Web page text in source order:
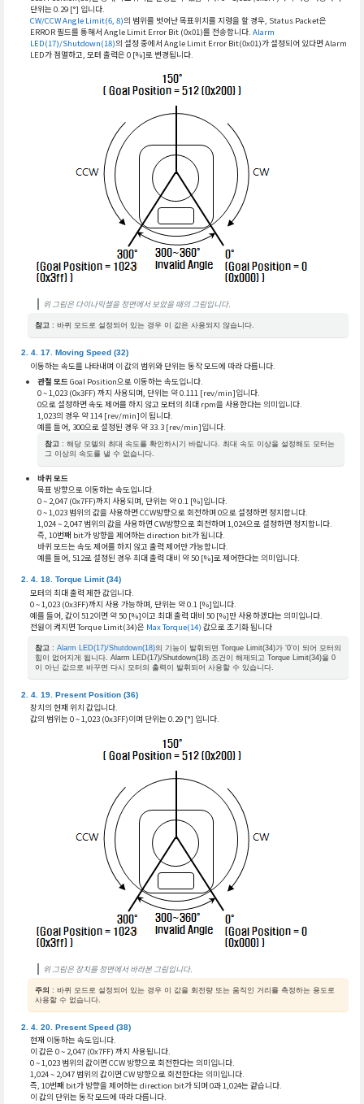
단위는 0.29 [°] 입니다.
CW/CCW Angle Limit(6, 8)의 범위를 벗어난 목표위치를 지령을 할 경우, Status Packet은
ERROR 필드를 통해서 Angle Limit Error Bit (0x01)를 전송합니다. Alarm
LED(17)/Shutdown(18)의 설정 중에서 Angle Limit Error Bit(0x01)가 설정되어 있다면 Alarm
LED가 점멸하고, 모터 출력은 0 [%]로 변경됩니다.
위 그림은 다이나믹셀을 정면에서 보았을 때의 그림입니다.
참고 : 바퀴 모드로 설정되어 있는 경우 이 값은 사용되지 않습니다.
Moving Speed (32)
이동하는 속도를 나타내며 이 값의 범위와 단위는 동작 모드에 따라 다릅니다.
관절 모드 Goal Position으로 이동하는 속도입니다.
0 ~ 1,023 (0x3FF) 까지 사용되며, 단위는 약 0.111 [rev/min]입니다.
0으로 설정하면 속도 제어를 하지 않고 모터의 최대 rpm을 사용한다는 의미입니다.
1,023의 경우 약 114 [rev/min]이 됩니다.
예를 들어, 300으로 설정된 경우 약 33.3 [rev/min]입니다.
참고: 해당 모델의 최대 속도를 확인하시기 바랍니다. 최대 속도 이상을 설정해도 모터는
그 이상의 속도를 낼 수 없습니다.
바퀴 모드
목표 방향으로 이동하는 속도입니다.
0 ~ 2,047 (0x7FF)까지 사용되며, 단위는 약 0.1 [%]입니다.
0 ~ 1,023 범위의 값을 사용하면 CCW방향으로 회전하며 0으로 설정하면 정지합니다.
1,024 ~ 2,047 범위의 값을 사용하면 CW방향으로 회전하며 1,024으로 설정하면 정지합니다.
즉, 10번째 bit가 방향을 제어하는 direction bit가 됩니다.
바퀴 모드는 속도 제어를 하지 않고 출력 제어만 가능합니다.
예를 들어, 512로 설정된 경우 최대 출력 대비 약 50 [%]로 제어한다는 의미입니다.
Torque Limit (34)
모터의 최대 출력 제한 값입니다.
0 ~ 1,023 (0x3FF)까지 사용 가능하며, 단위는 약 0.1 [%]입니다.
예를 들어, 값이 512이면 약 50 [%]이고 최대 출력 대비 50 [%]만 사용하겠다는 의미입니다.
전원이 켜지면 Torque Limit(34)은 Max Torque(14) 값으로 초기화 됩니다
참고 :Alarm LED(17)/Shutdown(18)의 기능이 발휘되면 Torque Limit(34)가 ‘0’이 되어 모터의
힘이 없어지게 됩니다. Alarm LED(17)/Shutdown(18) 조건이 해제되고 Torque Limit(34)을 0
이 아닌 값으로 바꾸면 다시 모터의 출력이 발휘되어 사용할 수 있습니다.
Present Position (36)
장치의 현재 위치 값입니다.
값의 범위는 0 ~ 1,023 (0x3FF)이며 단위는 0.29 [°] 입니다.
위 그림은 장치를 정면에서 바라본 그림입니다.
주의 : 바퀴 모드로 설정되어 있는 경우 이 값을 회전량 또는 움직인 거리를 측정하는 용도로
사용할 수 없습니다.
Present Speed (38)
현재 이동하는 속도입니다.
이 값은 0 ~ 2,047 (0x7FF) 까지 사용됩니다.
0 ~ 1,023 범위의 값이면 CCW 방향으로 회전한다는 의미입니다.
1,024 ~ 2,047 범위의 값이면 CW 방향으로 회전한다는 의미입니다.
즉, 10번째 bit가 방향을 제어하는 direction bit가 되며 0과 1,024는 같습니다.
이 값의 단위는 동작 모드에 따라 다릅니다.